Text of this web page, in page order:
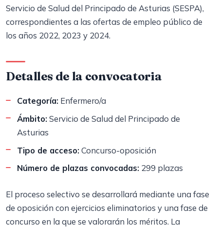
Servicio de Salud del Principado de Asturias (SESPA),
correspondientes a las ofertas de empleo público de
los años 2022, 2023 y 2024.
Detalles de la convocatoria
Categoría: Enfermero/a
Ámbito: Servicio de Salud del Principado de
Asturias
Tipo de acceso: Concurso-oposición
Número de plazas convocadas: 299 plazas
El proceso selectivo se desarrollará mediante una fase
de oposición con ejercicios eliminatorios y una fase de
concurso en la que se valorarán los méritos. La